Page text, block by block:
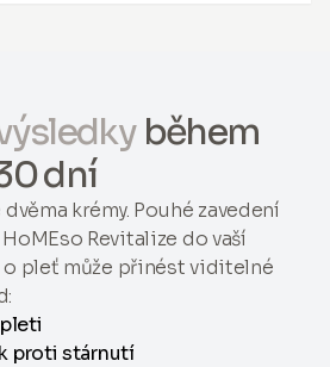
během
dní
krémy. Pouhé zavedení
Revitalize do vaší
pleť může přinést viditelné
proti stárnutí